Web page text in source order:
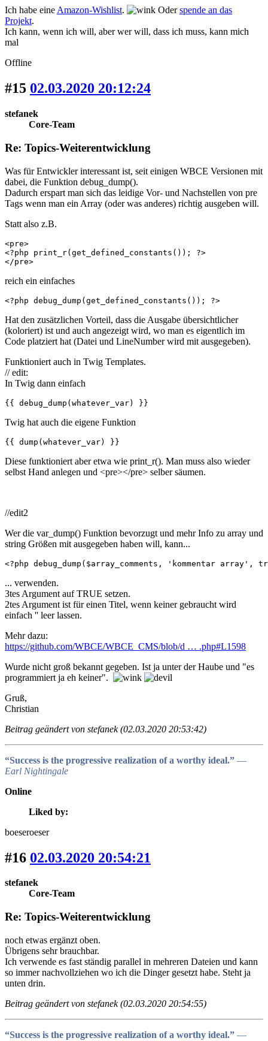
Ich habe eine Amazon-Wishlist. Oderspende an das
Projekt.
Ich kann, wenn ich will, aber wer will, dass ich muss, kann mich
mal
Offline
#15 02.03.2020 20:12:24
stefanek
Core-Team
Re: Topics-Weiterentwicklung
Was für Entwickler interessant ist, seit einigen WBCE Versionen mit
dabei, die Funktion debug_dump().
Dadurch erspart man sich das leidige Vor- und Nachstellen von pre
Tags wenn man ein Array (oder was anderes) richtig ausgeben will.
Statt also z.B.
<pre>
<?php print_r(get_defined_constants()); ?>
</pre>
reich ein einfaches
<?php debug_dump(get_defined_constants()); ?>
Hat den zusätzlichen Vorteil, dass die Ausgabe übersichtlicher
(koloriert) ist und auch angezeigt wird, wo man es eigentlich im
Code platziert hat (Datei und LineNumber wird mit ausgegeben).
Funktioniert auch in Twig Templates.
// edit:
In Twig dann einfach
{{ debug_dump(whatever_var) }}
Twig hat auch die eigene Funktion
{{ dump(whatever_var) }}
Diese funktioniert aber etwa wie print_r(). Man muss also wieder
selbst Hand anlegen und <pre></pre> selber säumen.
//edit2
Wer die var_dump() Funktion bevorzugt und mehr Info zu array und
string Größen mit ausgegeben haben will, kann...
<?php debug_dump($array_comments, 'kommentar array',
... verwenden.
3tes Argument auf TRUE setzen.
2tes Argument ist für einen Titel, wenn keiner gebraucht wird
einfach '' leer lassen.
Mehr dazu:
https://github.com/WBCE/WBCE_CMS/blob/d … .php#L1598
Wurde nicht groß bekannt gegeben. Ist ja unter der Haube und "es
programmiert ja eh keiner".
Gruß,
Christian
Beitrag geändert von stefanek (02.03.2020 20:53:42)
“Success is the progressive realization of a worthy ideal.” ―
Earl Nightingale
Online
Liked by:
boeseroeser
#16 02.03.2020 20:54:21
stefanek
Core-Team
Re: Topics-Weiterentwicklung
noch etwas ergänzt oben.
Übrigens sehr brauchbar.
Ich verwende es fast ständig parallel in mehreren Dateien und kann
so immer nachvollziehen wo ich die Dinger gesetzt habe. Steht ja
unten drin.
Beitrag geändert von stefanek (02.03.2020 20:54:55)
“Success is the progressive realization of a worthy ideal.” ―